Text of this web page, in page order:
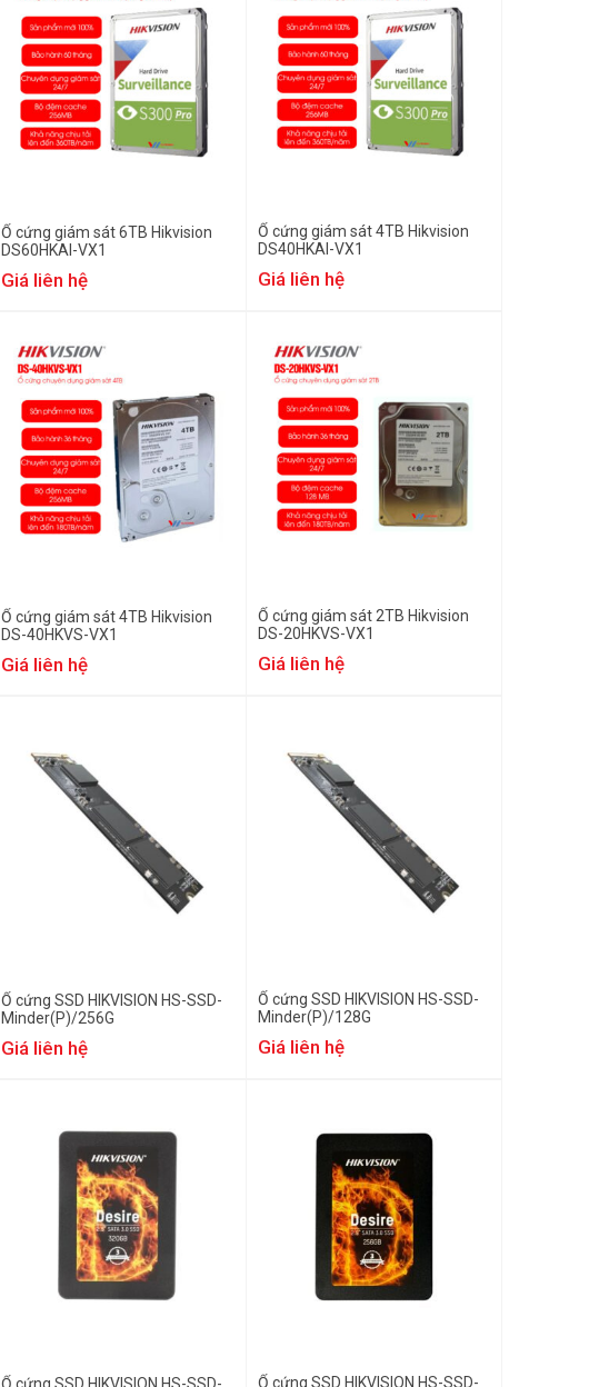
Ổ cứng giám sát 6TB Hikvision
DS60HKAI-VX1
Giá liên hệ
Ổ cứng giám sát 4TB Hikvision
DS40HKAI-VX1
Giá liên hệ
Ổ cứng giám sát 4TB Hikvision
DS-40HKVS-VX1
Giá liên hệ
Ổ cứng giám sát 2TB Hikvision
DS-20HKVS-VX1
Giá liên hệ
Ổ cứng SSD HIKVISION HS-SSD-
Minder(P)/256G
Giá liên hệ
Ổ cứng SSD HIKVISION HS-SSD-
Minder(P)/128G
Giá liên hệ
Ổ cứng SSD HIKVISION HS-SSD-